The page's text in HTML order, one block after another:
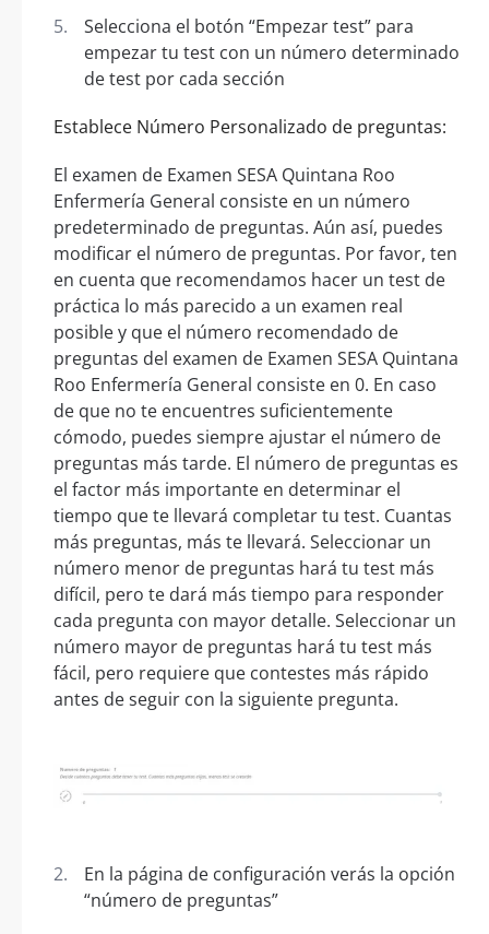
Selecciona el botón “Empezar test” para
empezar tu test con un número determinado
de test por cada sección
Establece Número Personalizado de preguntas:
El examen de Examen SESA Quintana Roo
Enfermería General consiste en un número
predeterminado de preguntas. Aún así, puedes
modificar el número de preguntas. Por favor, ten
en cuenta que recomendamos hacer un test de
práctica lo más parecido a un examen real
posible y que el número recomendado de
preguntas del examen de Examen SESA Quintana
Roo Enfermería General consiste en 0. En caso
de que no te encuentres suficientemente
cómodo, puedes siempre ajustar el número de
preguntas más tarde. El número de preguntas es
el factor más importante en determinar el
tiempo que te llevará completar tu test. Cuantas
más preguntas, más te llevará. Seleccionar un
número menor de preguntas hará tu test más
difícil, pero te dará más tiempo para responder
cada pregunta con mayor detalle. Seleccionar un
número mayor de preguntas hará tu test más
fácil, pero requiere que contestes más rápido
antes de seguir con la siguiente pregunta.
En la página de configuración verás la opción
“número de preguntas”